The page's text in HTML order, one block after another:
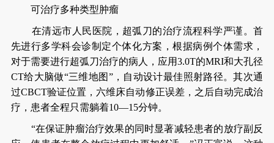
可治疗多种类型肿瘤
在清远市人民医院，超弧刀的治疗流程科学严谨。首
先进行多学科会诊制定个体化方案，根据病例个体需求，
对于需要进行超弧刀治疗的病人，应用3.0T的MRI和大孔径
CT给大脑做“三维地图”，自动设计最佳照射路径。其次通
过CBCT验证位置，六维床自动修正误差，之后自动完成治
疗，患者全程只需躺着10—15分钟。
“在保证肿瘤治疗效果的同时显著减轻患者的放疗副反